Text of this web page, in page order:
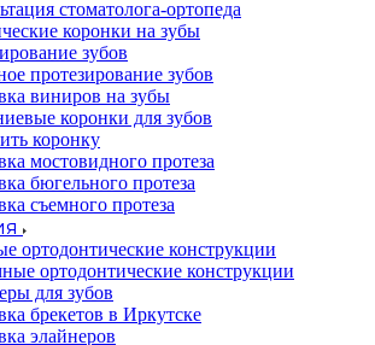
стоматолога-ортопеда
коронки на зубы
зубов
протезирование зубов
виниров на зубы
коронки для зубов
коронку
мостовидного протеза
бюгельного протеза
съемного протеза
ортодонтические конструкции
ортодонтические конструкции
для зубов
брекетов в Иркутске
элайнеров